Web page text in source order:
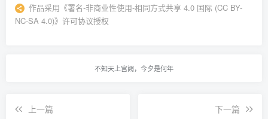
作品采用 《署名-非商业性使用-相同方式共享 4.0 国际 (CC BY-
NC-SA 4.0)》许可协议授权
不知天上宫阙，今夕是何年
上一篇
下一篇